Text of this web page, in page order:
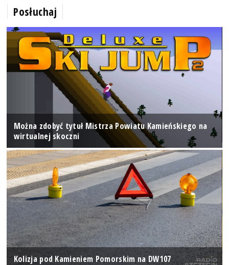
Posłuchaj
Można zdobyć tytuł Mistrza Powiatu Kamieńskiego na
wirtualnej skoczni
Kolizja pod Kamieniem Pomorskim na DW107